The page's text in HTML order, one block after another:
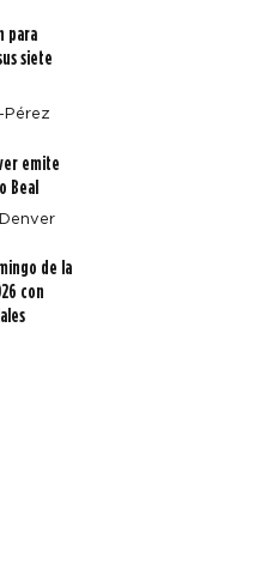
un aviso sobre Octavio
para
siete
emite
Beal
de la
con